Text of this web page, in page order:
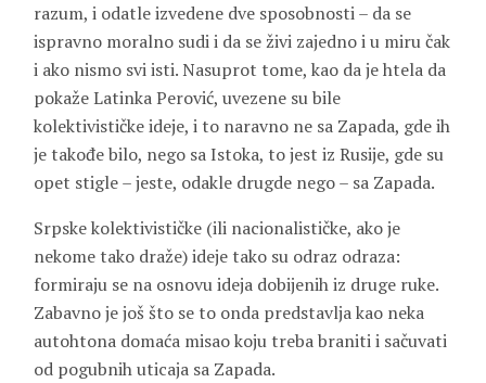
razum, i odatle izvedene dve sposobnosti – da se
ispravno moralno sudi i da se živi zajedno i u miru čak
i ako nismo svi isti. Nasuprot tome, kao da je htela da
pokaže Latinka Perović, uvezene su bile
kolektivističke ideje, i to naravno ne sa Zapada, gde ih
je takođe bilo, nego sa Istoka, to jest iz Rusije, gde su
opet stigle – jeste, odakle drugde nego – sa Zapada.
Srpske kolektivističke (ili nacionalističke, ako je
nekome tako draže) ideje tako su odraz odraza:
formiraju se na osnovu ideja dobijenih iz druge ruke.
Zabavno je još što se to onda predstavlja kao neka
autohtona domaća misao koju treba braniti i sačuvati
od pogubnih uticaja sa Zapada.